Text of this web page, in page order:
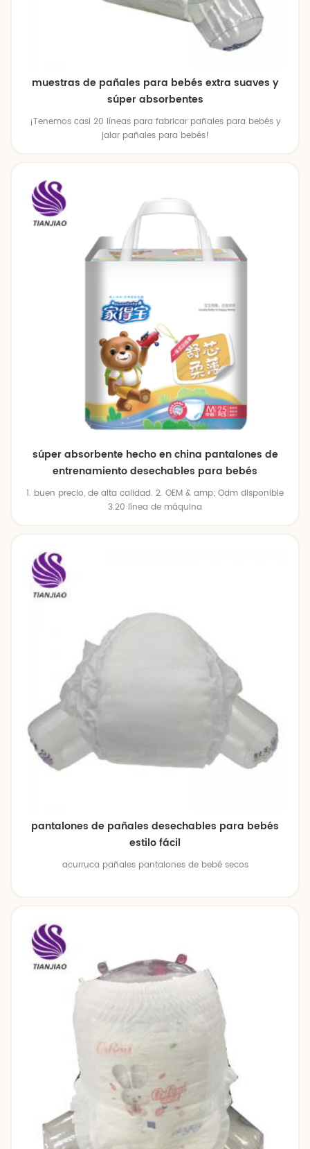
muestras de pañales para bebés extra suaves y
súper absorbentes
¡Tenemos casi 20 líneas para fabricar pañales para bebés y
jalar pañales para bebés!
súper absorbente hecho en china pantalones de
entrenamiento desechables para bebés
1. buen precio, de alta calidad. 2. OEM & amp; Odm disponible
3.20 línea de máquina
pantalones de pañales desechables para bebés
estilo fácil
acurruca pañales pantalones de bebé secos